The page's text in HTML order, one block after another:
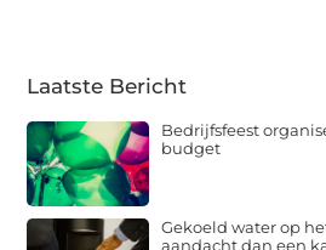
Laatste Bericht
Bedrijfsfeest
budget
Gekoeld water op
aandacht dan een